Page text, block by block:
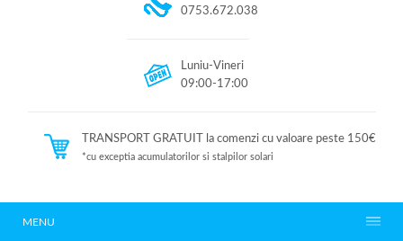
0753.672.038
Luniu-Vineri
09:00-17:00
TRANSPORT GRATUIT la comenzi cu valoare peste 150€
*cu exceptia acumulatorilor si stalpilor solari
MENU